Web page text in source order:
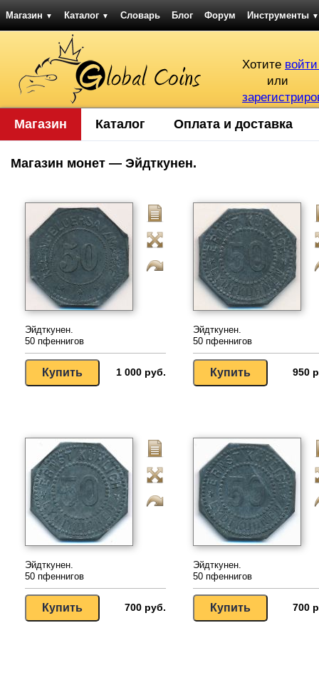
Магазин ▼ Каталог ▼ Словарь Блог Форум Инструменты ▼
Хотите
или
Магазин Каталог Оплата и доставка
Магазин монет — Эйдткунен.
Эйдткунен.
50 пфеннигов
1 000 руб.
Эйдткунен.
50 пфеннигов
950
Эйдткунен.
50 пфеннигов
700 руб.
Эйдткунен.
50 пфеннигов
700